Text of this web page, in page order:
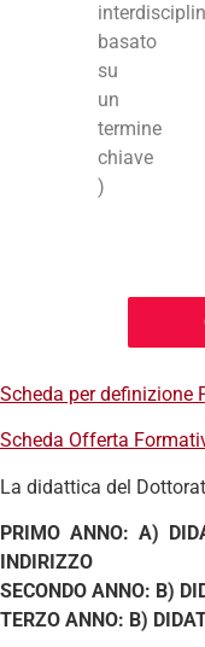
basato
su
un
termine
chiave
)
Scheda per definizione
Scheda Offerta
La didattica del
PRIMO ANNO: A)
INDIRIZZO
SECONDO ANNO: B)
TERZO ANNO: B)